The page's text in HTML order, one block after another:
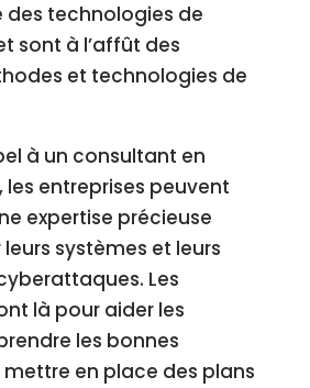
des technologies de
sont à l’affût des
et technologies de
à un consultant en
entreprises peuvent
expertise précieuse
systèmes et leurs
Les
là pour aider les
les bonnes
en place des plans